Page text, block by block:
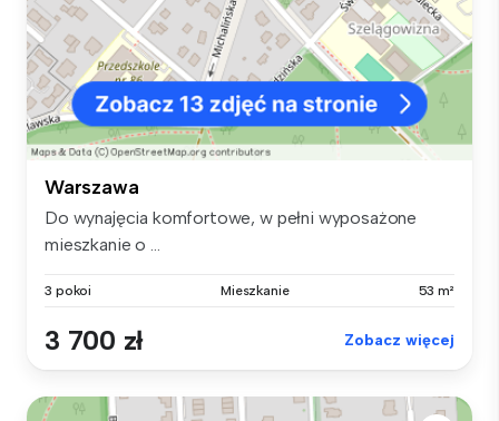
Warszawa
Do wynajęcia komfortowe, w pełni wyposażone
mieszkanie o ...
3 pokoi Mieszkanie 53 m²
3 700 zł Zobacz więcej